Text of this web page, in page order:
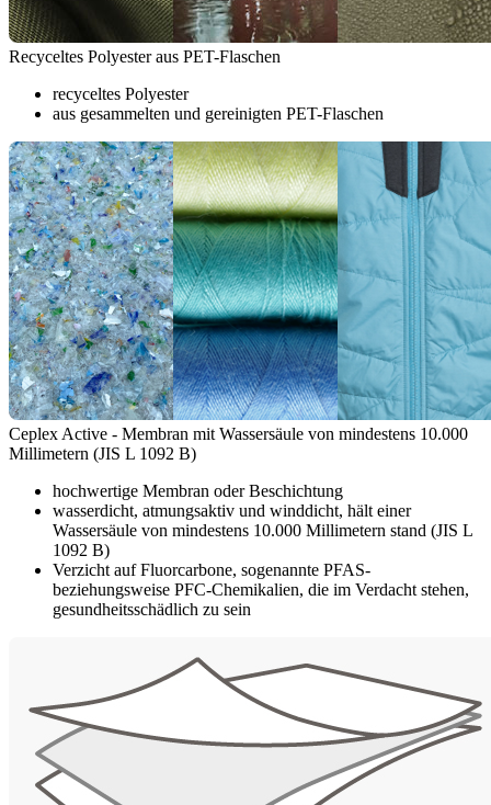
Recyceltes Polyester aus PET-Flaschen
recyceltes Polyester
aus gesammelten und gereinigten PET-Flaschen
Ceplex Active - Membran mit Wassersäule von mindestens 10.000
Millimetern (JIS L 1092 B)
hochwertige Membran oder Beschichtung
wasserdicht, atmungsaktiv und winddicht, hält einer
Wassersäule von mindestens 10.000 Millimetern stand (JIS L
1092 B)
Verzicht auf Fluorcarbone, sogenannte PFAS-
beziehungsweise PFC-Chemikalien, die im Verdacht stehen,
gesundheitsschädlich zu sein